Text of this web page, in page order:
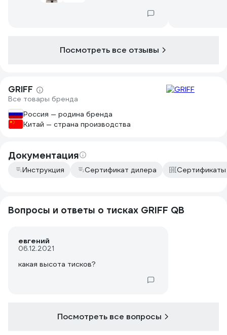
Посмотреть все отзывы
GRIFF
Все товары бренда
Россия — родина бренда
Китай — страна производства
Документация
Инструкция Сертификат дилера Сертификаты
Вопросы и ответы о тисках GRIFF QB
евгений
06.12.2021
какая высота тисков?
Посмотреть все вопросы